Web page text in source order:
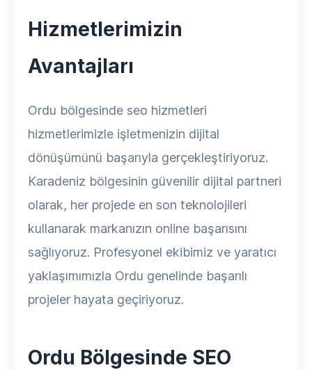
Hizmetlerimizin
Avantajları
Ordu bölgesinde seo hizmetleri
hizmetlerimizle işletmenizin dijital
dönüşümünü başarıyla gerçekleştiriyoruz.
Karadeniz bölgesinin güvenilir dijital partneri
olarak, her projede en son teknolojileri
kullanarak markanızın online başarısını
sağlıyoruz. Profesyonel ekibimiz ve yaratıcı
yaklaşımımızla Ordu genelinde başarılı
projeler hayata geçiriyoruz.
Ordu Bölgesinde SEO